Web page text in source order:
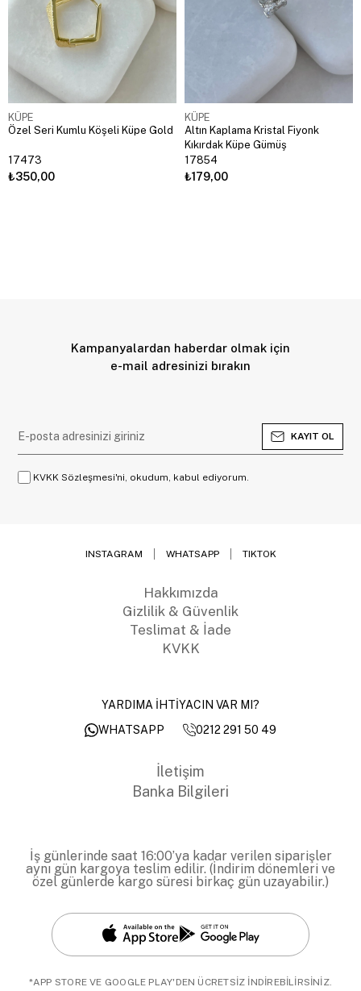
KÜPE
Özel Seri Kumlu Köşeli Küpe Gold
17473
₺350,00
KÜPE
Altın Kaplama Kristal Fiyonk
Kıkırdak Küpe Gümüş
17854
₺179,00
Kampanyalardan haberdar olmak için
e-mail adresinizi bırakın
KAYIT OL
KVKK Sözleşmesi'ni, okudum, kabul ediyorum.
INSTAGRAM WHATSAPP TIKTOK
Hakkımızda
Gizlilik & Güvenlik
Teslimat & İade
KVKK
YARDIMA İHTİYACIN VAR MI?
WHATSAPP
0212 291 50 49
İletişim
Banka Bilgileri
İş günlerinde saat 16:00’ya kadar verilen siparişler
aynı gün kargoya teslim edilir. (İndirim dönemleri ve
özel günlerde kargo süresi birkaç gün uzayabilir.)
*APP STORE VE GOOGLE PLAY'DEN ÜCRETSİZ İNDİREBİLİRSİNİZ.